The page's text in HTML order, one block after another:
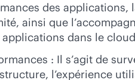
des applications,
ainsi que
applications dans le
: Il s’agit de
l’expérience